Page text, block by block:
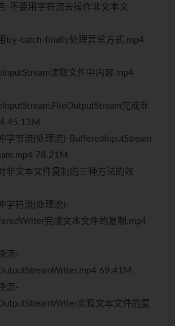
-不要用字符流去操作非文本文
try-catch-finally处理异常方式.mp4
读取文件中内容.mp4
完成非
45.13M
字节流(处理流)-BufferedInputStream
78.21M
非文本文件复制的三种方法的效
字符流(处理流)-
完成文本文件的复制.mp4
流-
69.41M
流-
实现文本文件的复